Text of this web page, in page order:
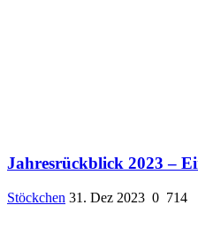
Jahresrückblick 2023 –
Stöckchen 31. Dez 2023 0 714